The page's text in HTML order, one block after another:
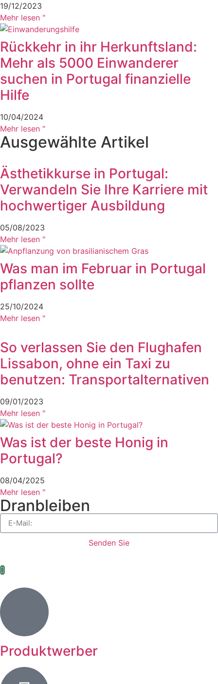
19/12/2023
Mehr lesen "
Rückkehr in ihr Herkunftsland:
Mehr als 5000 Einwanderer
suchen in Portugal finanzielle
Hilfe
10/04/2024
Mehr lesen "
Ausgewählte Artikel
Ästhetikkurse in Portugal:
Verwandeln Sie Ihre Karriere mit
hochwertiger Ausbildung
05/08/2023
Mehr lesen "
Was man im Februar in Portugal
pflanzen sollte
25/10/2024
Mehr lesen "
So verlassen Sie den Flughafen
Lissabon, ohne ein Taxi zu
benutzen: Transportalternativen
09/01/2023
Mehr lesen "
Was ist der beste Honig in
Portugal?
08/04/2025
Mehr lesen "
Dranbleiben
Senden Sie
Produktwerber